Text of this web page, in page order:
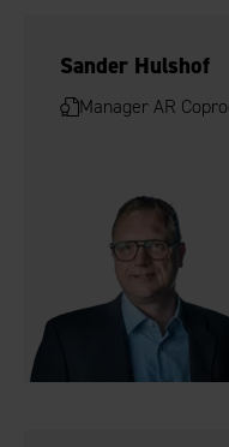
Sander Hulshof
Manager AR